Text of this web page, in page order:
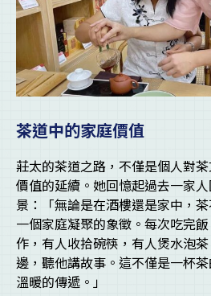
茶道中的家庭價值
莊太的茶道之路，不僅是個人對
價值的延續。她回憶起過去一家
景：「無論是在酒樓還是家中，
一個家庭凝聚的象徵。每次吃完
作，有人收拾碗筷，有人煲水泡
邊，聽他講故事。這不僅是一杯
溫暖的傳遞。」